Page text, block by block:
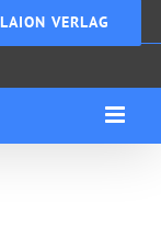
VERLAG